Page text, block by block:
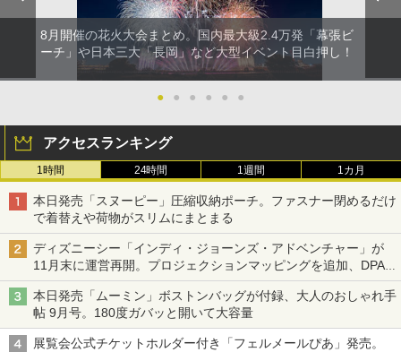
8月開催の花火大会まとめ。国内最大級2.4万発「幕張ビ
ーチ」や日本三大「長岡」など大型イベント目白押し！
● ● ● ● ● ●
アクセスランキング
1時間 24時間 1週間 1カ月
本日発売「スヌーピー」圧縮収納ポーチ。ファスナー閉めるだけ
で着替えや荷物がスリムにまとまる
ディズニーシー「インディ・ジョーンズ・アドベンチャー」が
11月末に運営再開。プロジェクションマッピングを追加、DPA
は1500円
本日発売「ムーミン」ボストンバッグが付録、大人のおしゃれ手
帖 9月号。180度ガバッと開いて大容量
展覧会公式チケットホルダー付き「フェルメールぴあ」発売。